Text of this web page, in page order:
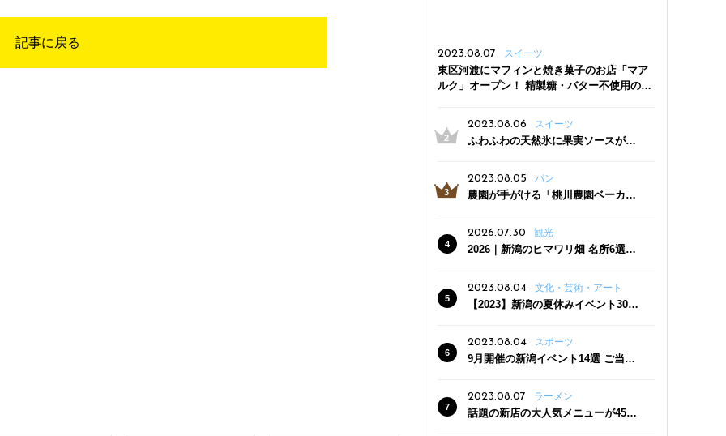
記事に戻る
2023.08.07 スイーツ
東区河渡にマフィンと焼き菓子のお店「マア
ルク」オープン！ 精製糖・バター不使用の体
2023.08.06
スイーツ
ふわふわの天然氷に果実ソースがた
三条駅近くにオープン
2023.08.05 パン
農園が手がける「桃川農園ベーカリ
った焼きたてパンのほか、ジェラー
トやスムージーも
2026.07.30 観光
2026｜新潟のヒマワリ畑 名所6選
2023.08.04
文化・芸術・アート
【2023】新潟の夏休みイベント30
2023.08.04
スポーツ
9月開催の新潟イベント14選 ご当地
2023.08.07 ラーメン
話題の新店の大人気メニューが450